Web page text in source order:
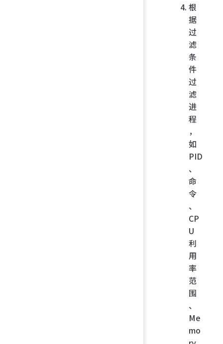
根
据
过
滤
条
件
过
滤
进
程
，
如
PID
、
命
令
、
CP
U
利
用
率
范
围
、
Me
mo